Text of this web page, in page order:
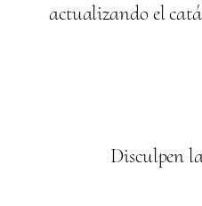
actualizando el
Disculpen